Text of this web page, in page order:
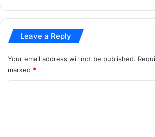
ना
औ
र
.
0
7
Leave a Reply
Your email address will not be published.
marked *